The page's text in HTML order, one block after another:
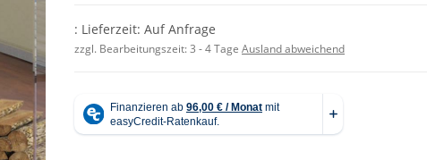
: Lieferzeit: Auf Anfrage
zzgl. Bearbeitungszeit:3 - 4 Tage Ausland abweichend